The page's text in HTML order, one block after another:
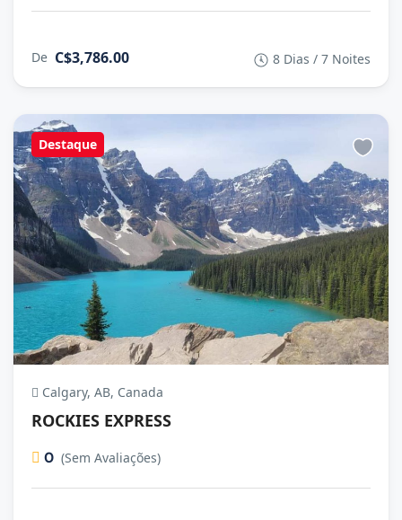
De C$3,786.00 8 Dias / 7 Noites
Destaque
Calgary, AB, Canada
ROCKIES EXPRESS
0 (Sem Avaliações)